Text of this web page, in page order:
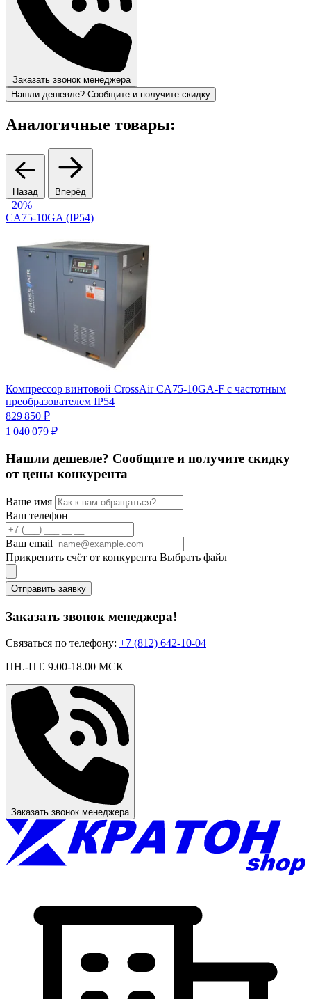
Заказать звонок менеджера
Нашли дешевле? Сообщите и получите скидку
Аналогичные товары:
Назад Вперёд
−20%
CA75-10GA (IP54)
Компрессор винтовой CrossAir CA75-10GA-F с частотным
преобразователем IP54
829 850 ₽
1 040 079 ₽
Нашли дешевле? Сообщите и получите скидку
от цены конкурента
Ваше имя
Ваш телефон
Ваш email
Прикрепить счёт от конкурента Выбрать файл
Отправить заявку
Заказать звонок менеджера!
Связаться по телефону: +7 (812) 642-10-04
ПН.-ПТ. 9.00-18.00 МСК
Заказать звонок менеджера